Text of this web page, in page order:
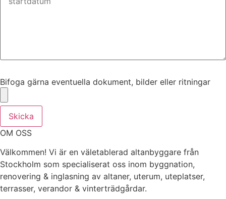
Bifoga gärna eventuella dokument, bilder eller ritningar
Skicka
OM OSS
Välkommen! Vi är en väletablerad altanbyggare från
Stockholm som specialiserat oss inom byggnation,
renovering & inglasning av altaner, uterum, uteplatser,
terrasser, verandor & vinterträdgårdar.